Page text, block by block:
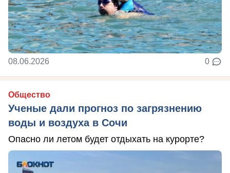
08.06.2026 0
Общество
Ученые дали прогноз по загрязнению
воды и воздуха в Сочи
Опасно ли летом будет отдыхать на курорте?